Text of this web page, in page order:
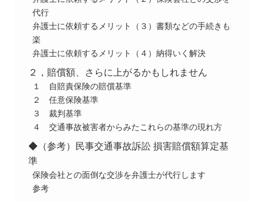
代行
弁護士に依頼するメリット（３）書類などの手続きも
楽
弁護士に依頼するメリット（４）納得いく解決
２，賠償額、さらに上がるかもしれません
１ 自賠責保険の賠償基準
２ 任意保険基準
３ 裁判基準
４ 交通事故被害者からみたこれらの基準の現れ方
◆（参考）民事交通事故訴訟 損害賠償額算定基
準
保険会社との面倒な交渉を弁護士が代行します
参考